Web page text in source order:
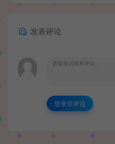
发表评论
登录后评论